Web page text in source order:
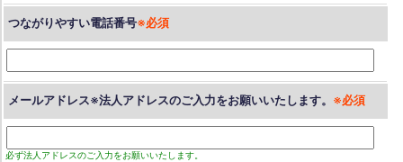
つながりやすい電話番号
メールアドレス※法人アドレスのご入力をお願いいたします。
必ず法人アドレスのご入力をお願いいたします。